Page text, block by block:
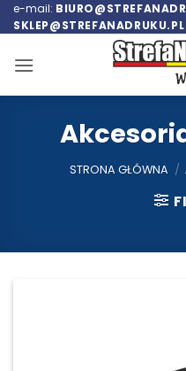
Przewiń
do
zawartości
e-mail:
SKLEP@STREFANADRUKU.PL
STRONA GŁÓWNA /